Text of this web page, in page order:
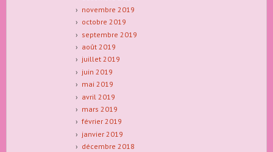
novembre 2019
octobre 2019
septembre 2019
août 2019
juillet 2019
juin 2019
mai 2019
avril 2019
mars 2019
février 2019
janvier 2019
décembre 2018